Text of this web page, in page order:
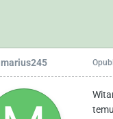
marius245